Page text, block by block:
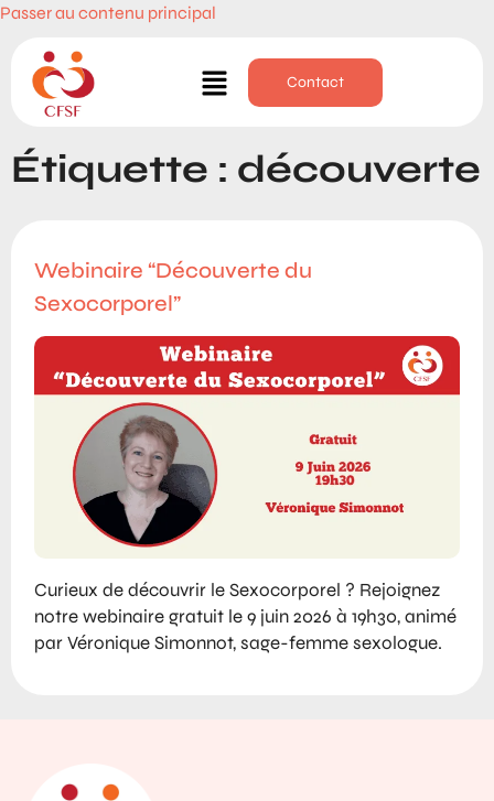
Passer au contenu principal
Contact
Étiquette : découverte
Webinaire “Découverte du
Sexocorporel”
Curieux de découvrir le Sexocorporel ? Rejoignez
notre webinaire gratuit le 9 juin 2026 à 19h30, animé
par Véronique Simonnot, sage-femme sexologue.